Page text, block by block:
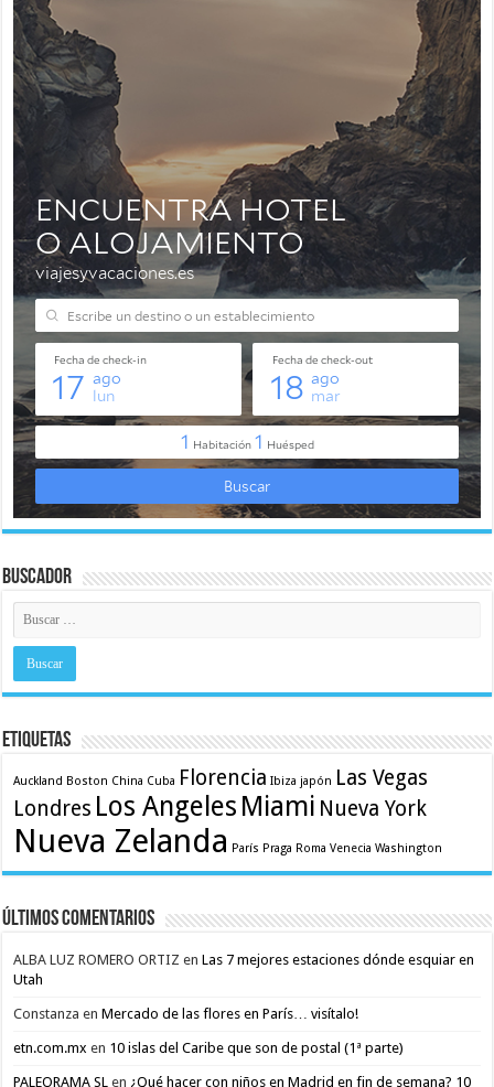
Buscador
Etiquetas
Auckland Boston China Cuba Florencia Ibiza japón Las Vegas
Londres Los Angeles Miami Nueva York
Nueva Zelanda París Praga Roma Venecia Washington
Últimos comentarios
ALBA LUZ ROMERO ORTIZ enLas 7 mejores estaciones dónde esquiar en
Utah
Constanza enMercado de las flores en París… visítalo!
etn.com.mx en 10 islas del Caribe que son de postal (1ª parte)
PALEORAMA SL en ¿Qué hacer con niños en Madrid en fin de semana? 10